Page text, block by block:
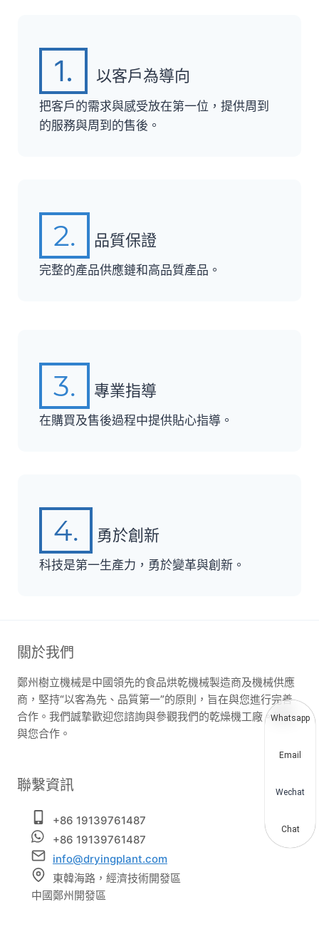
1. 以客戶為導向
把客戶的需求與感受放在第一位，提供周到
的服務與周到的售後。
2. 品質保證
完整的產品供應鏈和高品質產品。
3. 專業指導
在購買及售後過程中提供貼心指導。
4. 勇於創新
科技是第一生產力，勇於變革與創新。
關於我們
鄭州樹立機械是中國領先的食品烘乾機械製造商及機械供應
商，堅持“以客為先、品質第一”的原則，旨在與您進行完善
合作。我們誠摯歡迎您諮詢與參觀我們的乾燥機工廠。期待
與您合作。
聯繫資訊
+86 19139761487
+86 19139761487
info@dryingplant.com
東韓海路，經濟技術開發區
中國鄭州開發區
Whatsapp
Email
Wechat
Chat